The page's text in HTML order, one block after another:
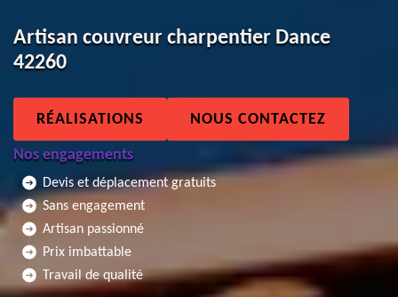
Artisan couvreur charpentier Dance
42260
RÉALISATIONS NOUS CONTACTEZ
Nos engagements
Devis et déplacement gratuits
Sans engagement
Artisan passionné
Prix imbattable
Travail de qualité